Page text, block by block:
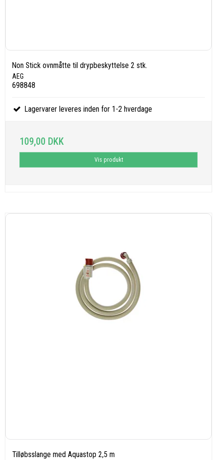
Non Stick ovnmåtte til drypbeskyttelse 2 stk.
AEG
698848
Lagervarer leveres inden for 1-2 hverdage
109,00 DKK
Vis produkt
Tilløbsslange med Aquastop 2,5 m